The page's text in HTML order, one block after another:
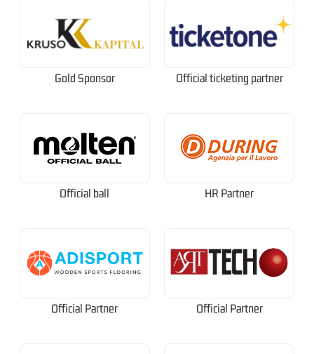
Gold Sponsor Official ticketing partner
Official ball HR Partner
Official Partner Official Partner